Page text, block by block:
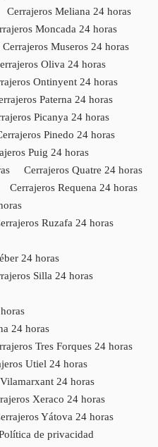
Cerrajeros Meliana 24 horas
Moncada 24 horas
Cerrajeros Museros 24 horas
Oliva 24 horas
Ontinyent 24 horas
Paterna 24 horas
Picanya 24 horas
Pinedo 24 horas
Puig 24 horas
Cerrajeros Quatre 24 horas
Cerrajeros Requena 24 horas
Ruzafa 24 horas
24 horas
Silla 24 horas
24 horas
Tres Forques 24 horas
Utiel 24 horas
24 horas
Xeraco 24 horas
Yátova 24 horas
de privacidad